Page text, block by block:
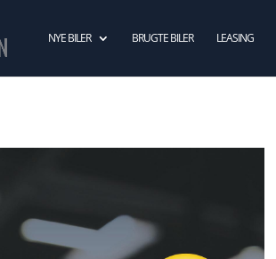
NYE BILER BRUGTE BILER LEASING